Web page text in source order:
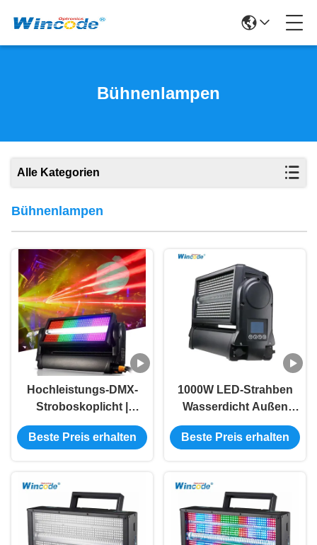
Bühnenlampen
Alle Kategorien
Bühnenlampen
Hochleistungs-DMX-
Stroboskoplicht |
Schutzart IP65, 7-44CH
Modi | Seetronic
Beste Preis erhalten
1000W LED-Strahben
Wasserdicht Außen
IP65 All-Weather-
Bühnenlicht DMX RDM
Beste Preis erhalten